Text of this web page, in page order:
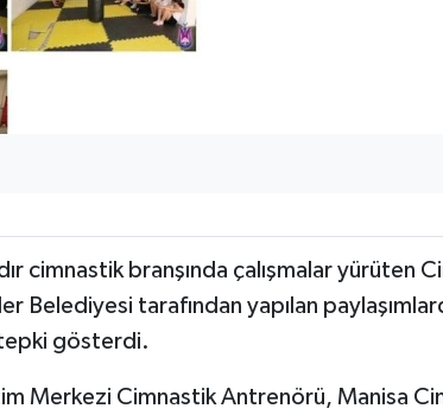
cimnastik branşında çalışmalar yürüten
Belediyesi tarafından yapılan
tepki gösterdi.
Merkezi Cimnastik Antrenörü, Manisa